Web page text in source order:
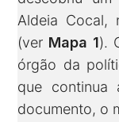
Aldeia Cocal,
(ver Mapa 1).
órgão da
que
documento, o